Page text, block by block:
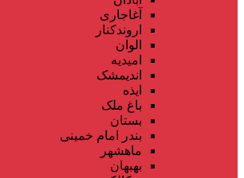
آغاجاری
اروندکنار
الوان
امیدیه
اندیمشک
ایذه
باغ ملک
بستان
بندر امام خمینی
ماهشهر
بهبهان